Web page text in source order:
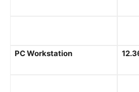
PC Workstation